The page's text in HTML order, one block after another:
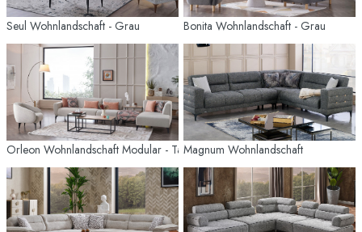
Seul Wohnlandschaft - Grau Bonita Wohnlandschaft - Grau
Orleon Wohnlandschaft Modular - Taupe - Schwarz-Füße
Magnum Wohnlandschaft